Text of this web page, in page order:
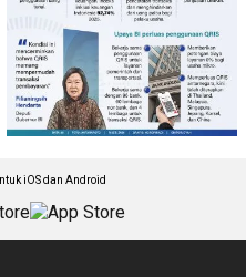
iOS dan Android